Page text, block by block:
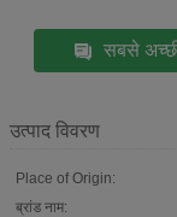
सबसे
उत्पाद विवरण
Place of Origin:
ब्रांड नाम: